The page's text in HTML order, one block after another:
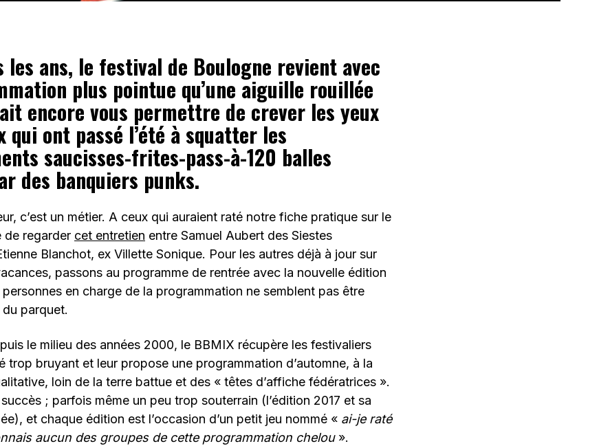
les ans, le festival de Boulogne revient avec
plus pointue qu’une aiguille rouillée
encore vous permettre de crever les yeux
qui ont passé l’été à squatter les
saucisses-frites-pass-à-120 balles
des banquiers punks.
c’est un métier. A ceux qui auraient raté notre fiche pratique sur le
de regarder cet entretien entre Samuel Aubert des Siestes
Blanchot, ex Villette Sonique. Pour les autres déjà à jour sur
passons au programme de rentrée avec la nouvelle édition
en charge de la programmation ne semblent pas être
parquet.
le milieu des années 2000, le BBMIX récupère les festivaliers
trop bruyant et leur propose une programmation d’automne, à la
loin de la terre battue et des « têtes d’affiche fédératrices ».
; parfois même un peu trop souterrain (l’édition 2017 et sa
et chaque édition est l’occasion d’un petit jeu nommé « ai-je raté
aucun des groupes de cette programmation chelou».